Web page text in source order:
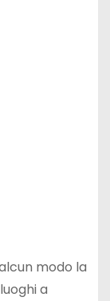
modo la
a